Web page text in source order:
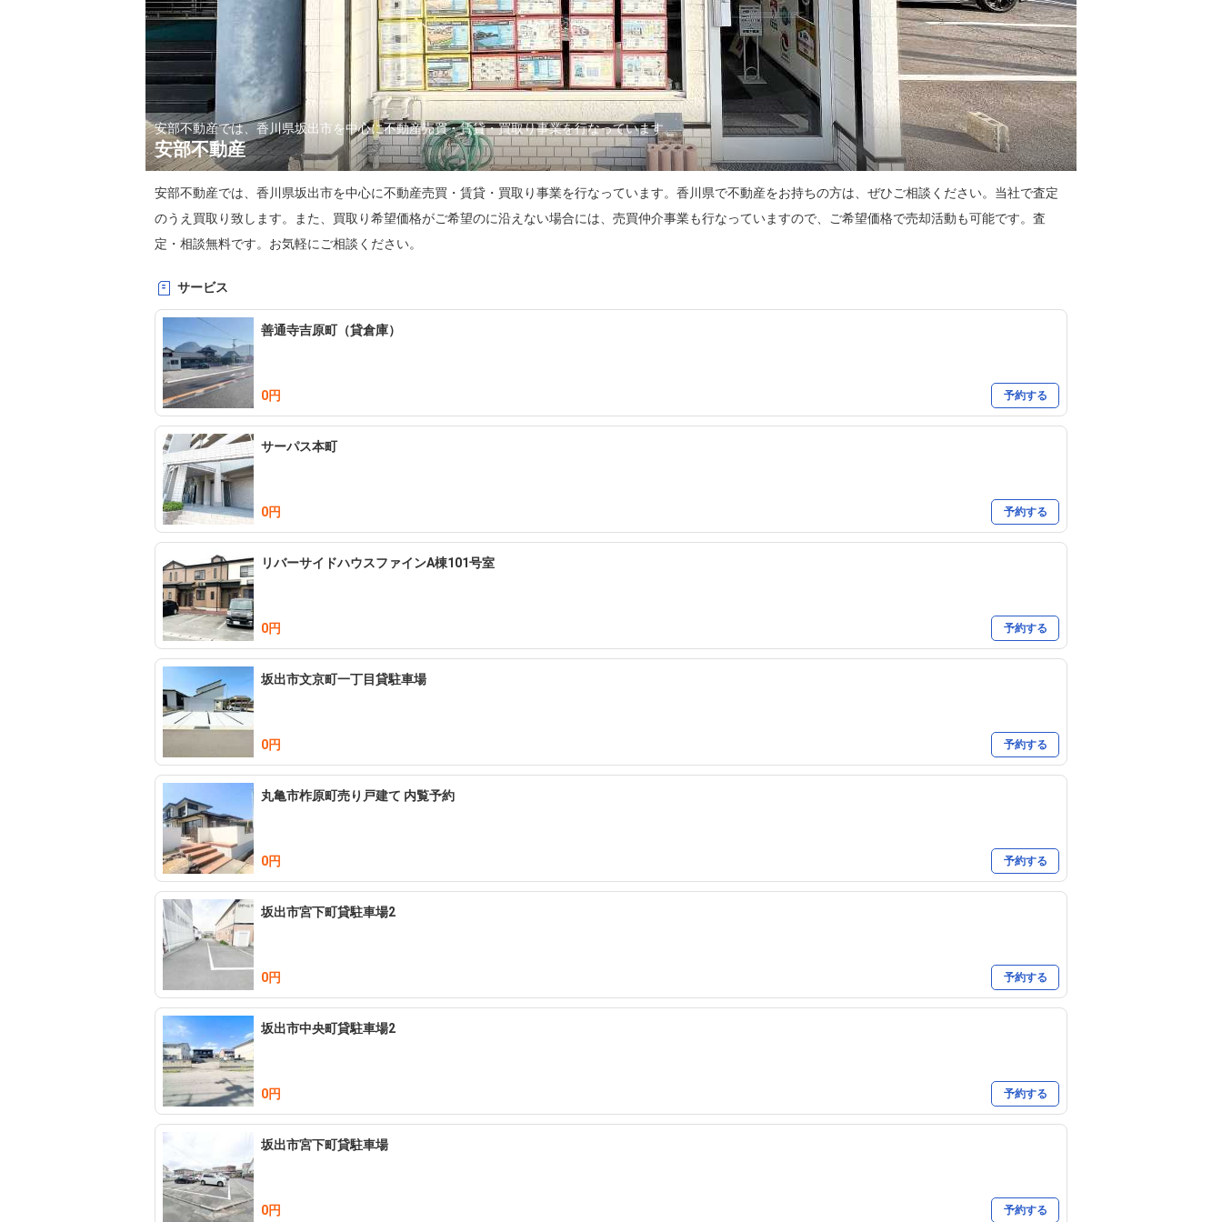
安部不動産では、香川県坂出市を中心に不動産売買・賃貸・買取り事業を行なっています。
安部不動産
安部不動産では、香川県坂出市を中心に不動産売買・賃貸・買取り事業を行なっています。香川県で不動産をお持ちの方は、ぜひご相談ください。当社で査定
のうえ買取り致します。また、買取り希望価格がご希望のに沿えない場合には、売買仲介事業も行なっていますので、ご希望価格で売却活動も可能です。査
定・相談無料です。お気軽にご相談ください。
サービス
善通寺吉原町（貸倉庫）
0円 予約する
サーパス本町
0円 予約する
リバーサイドハウスファインA棟101号室
0円 予約する
坂出市文京町一丁目貸駐車場
0円 予約する
丸亀市柞原町売り戸建て 内覧予約
0円 予約する
坂出市宮下町貸駐車場2
0円 予約する
坂出市中央町貸駐車場2
0円 予約する
坂出市宮下町貸駐車場
0円 予約する